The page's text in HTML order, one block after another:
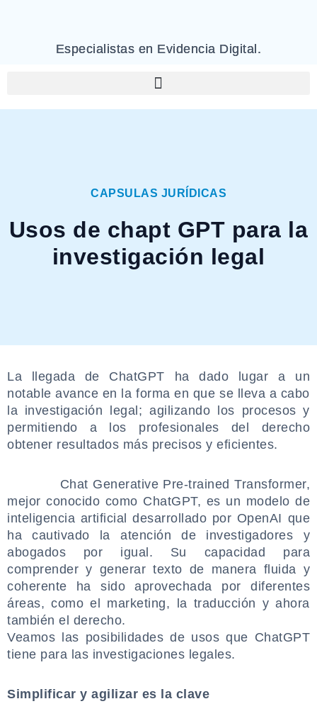
Especialistas en Evidencia Digital.
CAPSULAS JURÍDICAS
Usos de chapt GPT para la
investigación legal
La llegada de ChatGPT ha dado lugar a un
notable avance en la forma en que se lleva a cabo
la investigación legal; agilizando los procesos y
permitiendo a los profesionales del derecho
obtener resultados más precisos y eficientes.
Chat Generative Pre-trained Transformer,
mejor conocido como ChatGPT, es un modelo de
inteligencia artificial desarrollado por OpenAI que
ha cautivado la atención de investigadores y
abogados por igual. Su capacidad para
comprender y generar texto de manera fluida y
coherente ha sido aprovechada por diferentes
áreas, como el marketing, la traducción y ahora
también el derecho.
Veamos las posibilidades de usos que ChatGPT
tiene para las investigaciones legales.
Simplificar y agilizar es la clave